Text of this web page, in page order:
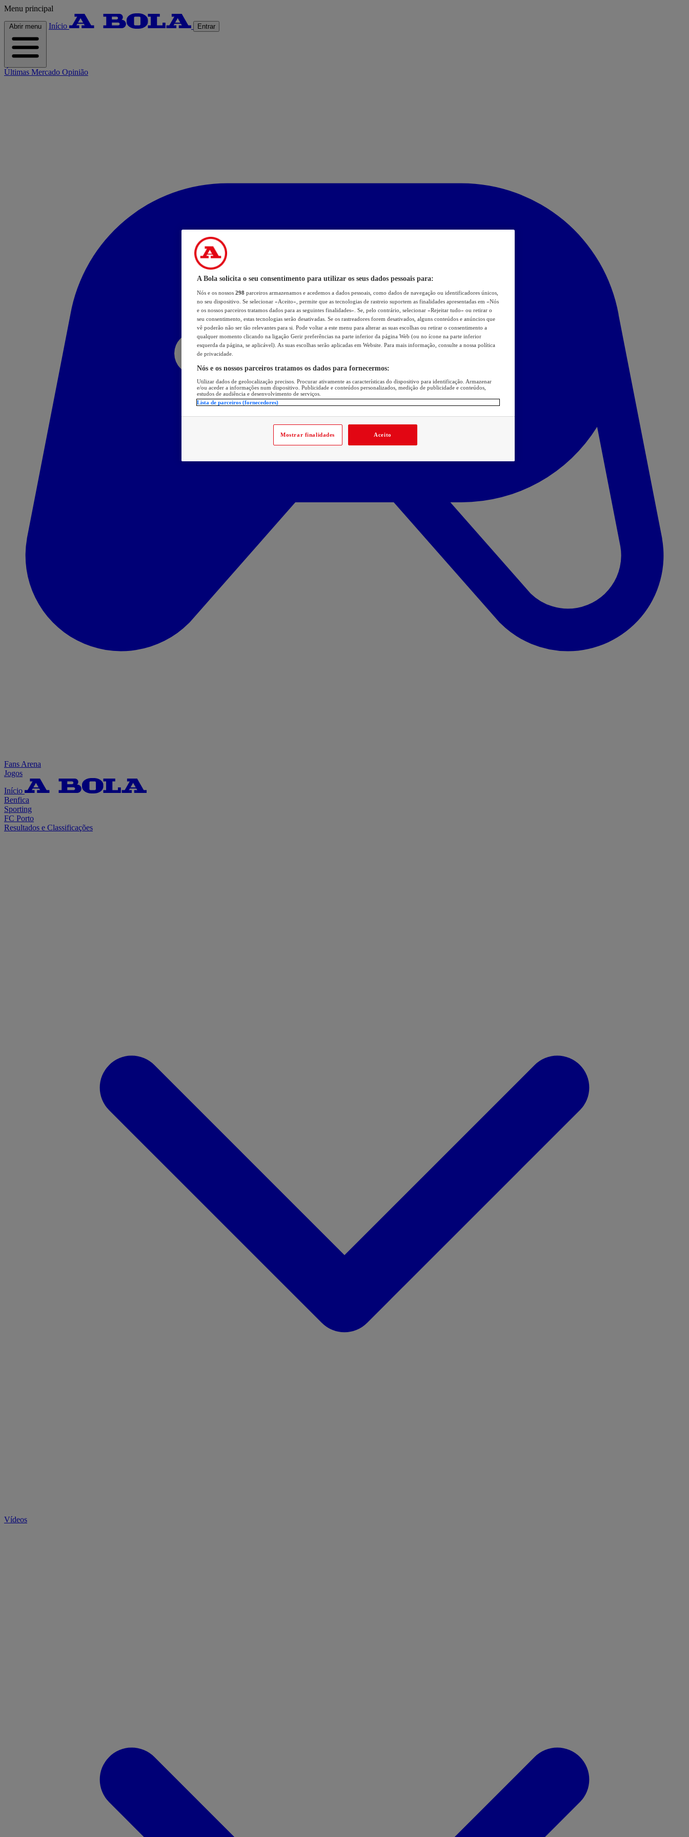
Menu principal
Abrir menu Início Entrar
Últimas Mercado Opinião
Fans Arena
Jogos
Início
Benfica
Sporting
FC Porto
Resultados e Classificações
Vídeos
A Bola solicita o seu consentimento para utilizar os seus dados pessoais para:
Nós e os nossos 298 parceiros armazenamos e acedemos a dados pessoais, como dados de navegação ou identificadores únicos,
no seu dispositivo. Se selecionar «Aceito», permite que as tecnologias de rastreio suportem as finalidades apresentadas em «Nós
e os nossos parceiros tratamos dados para as seguintes finalidades». Se, pelo contrário, selecionar «Rejeitar tudo» ou retirar o
seu consentimento, estas tecnologias serão desativadas. Se os rastreadores forem desativados, alguns conteúdos e anúncios que
vê poderão não ser tão relevantes para si. Pode voltar a este menu para alterar as suas escolhas ou retirar o consentimento a
qualquer momento clicando na ligação Gerir preferências na parte inferior da página Web (ou no ícone na parte inferior
esquerda da página, se aplicável). As suas escolhas serão aplicadas em Website. Para mais informação, consulte a nossa política
de privacidade.
Nós e os nossos parceiros tratamos os dados para fornecermos:
Utilizar dados de geolocalização precisos. Procurar ativamente as características do dispositivo para identificação. Armazenar
e/ou aceder a informações num dispositivo. Publicidade e conteúdos personalizados, medição de publicidade e conteúdos,
estudos de audiência e desenvolvimento de serviços.
Lista de parceiros (fornecedores)
Mostrar finalidades Aceito